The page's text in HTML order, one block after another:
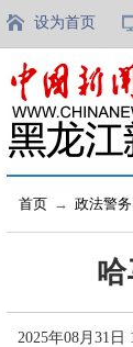
设为首页
首页 → 政法警务
2025年08月31日